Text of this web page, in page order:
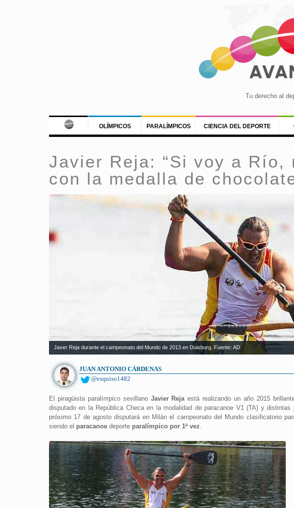
Tu derecho al
OLÍMPICOS PARALÍMPICOS CIENCIA DEL DEPORTE
Javier Reja: “Si voy a Río,
con la medalla de
Javer Reja durante el campeonato del Mundo de 2013 en Duisburg. Fuente: AD
JUAN ANTONIO CÁRDENAS
@esquiso1482
El piragüista paralímpico sevillano Javier Rejaestá realizando un año 2015
disputado en la República Checa en la modalidad de paracanoe V1 (TA) y distintas
próximo 17 de agosto disputará en Milán el campeonato del Mundo clasificatorio
siendo el paracanoedeporte paralímpico por 1ª vez.